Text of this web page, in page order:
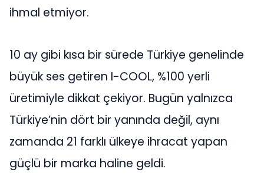
ihmal etmiyor.
10 ay gibi kısa bir sürede Türkiye genelinde
büyük ses getiren I-COOL, %100 yerli
üretimiyle dikkat çekiyor. Bugün yalnızca
Türkiye’nin dört bir yanında değil, aynı
zamanda 21 farklı ülkeye ihracat yapan
güçlü bir marka haline geldi.